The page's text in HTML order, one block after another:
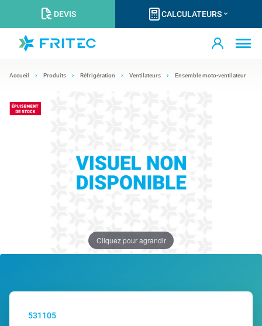
DEVIS CALCULATEURS
Accueil Produits Réfrigération Ventilateurs Ensemble moto-ventilateur
Cliquez pour agrandir
531105